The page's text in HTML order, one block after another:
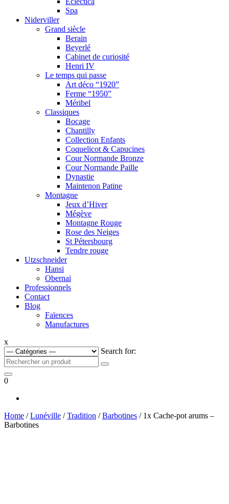
Spa
Niderviller
Grand siècle
Berain
Beyerlé
Cabinet de curiosité
Henri IV
Le temps qui passe
Art déco “1920”
Ferme “1950”
Méribel
Classiques
Bocage
Chantilly
Collection Enfants
Coquelicot & Capucines
Cour Normande Bronze
Cour Normande Paille
Dynastie
Maintenon Patine
Montagne
Jeux d’Hiver
Mégève
Montagne Rouge
Rose des Neiges
St Pétersbourg
Tendre rouge
Utzschneider
Hansi
Obernai
Professionnels
Contact
Blog
Faïences
Manufactures
x
Search for:
0
Home /Lunéville /Tradition /Barbotines / 1x Cache-pot arums –
Barbotines